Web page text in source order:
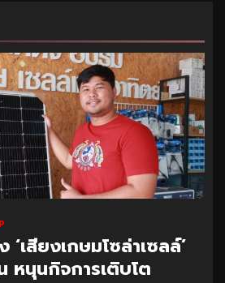
‘เสียงเกษมโซล่าเซลล์’
หนุนกิจการเติบโต